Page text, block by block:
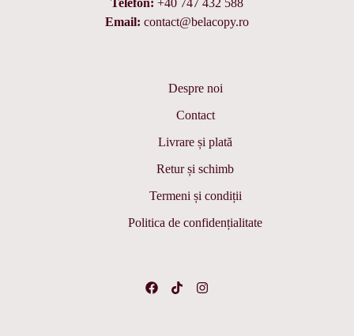
Telefon: +40 747 432 588
Email: contact@belacopy.ro
Despre noi
Contact
Livrare și plată
Retur și schimb
Termeni și condiții
Politica de confidențialitate